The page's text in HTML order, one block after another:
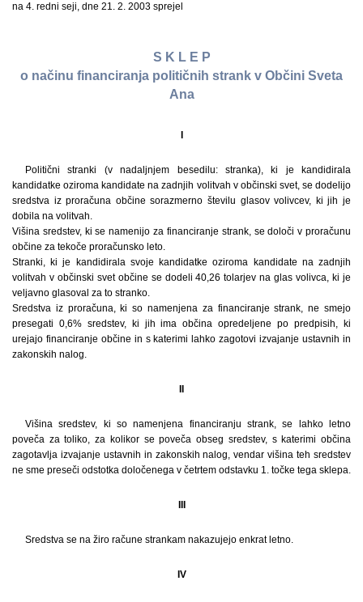
na 4. redni seji, dne 21. 2. 2003 sprejel
S K L E P
o načinu financiranja političnih strank v Občini Sveta
Ana
I
Politični stranki (v nadaljnjem besedilu: stranka), ki je kandidirala
kandidatke oziroma kandidate na zadnjih volitvah v občinski svet, se dodelijo
sredstva iz proračuna občine sorazmerno številu glasov volivcev, ki jih je
dobila na volitvah.
Višina sredstev, ki se namenijo za financiranje strank, se določi v proračunu
občine za tekoče proračunsko leto.
Stranki, ki je kandidirala svoje kandidatke oziroma kandidate na zadnjih
volitvah v občinski svet občine se dodeli 40,26 tolarjev na glas volivca, ki je
veljavno glasoval za to stranko.
Sredstva iz proračuna, ki so namenjena za financiranje strank, ne smejo
presegati 0,6% sredstev, ki jih ima občina opredeljene po predpisih, ki
urejajo financiranje občine in s katerimi lahko zagotovi izvajanje ustavnih in
zakonskih nalog.
II
Višina sredstev, ki so namenjena financiranju strank, se lahko letno
poveča za toliko, za kolikor se poveča obseg sredstev, s katerimi občina
zagotavlja izvajanje ustavnih in zakonskih nalog, vendar višina teh sredstev
ne sme preseči odstotka določenega v četrtem odstavku 1. točke tega sklepa.
III
Sredstva se na žiro račune strankam nakazujejo enkrat letno.
IV